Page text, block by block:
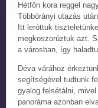
Hétfőn kora reggel
Többórányi utazás
Itt leróttuk
megkoszorúztuk azt.
a városban, így
Déva várához
segítségével tudtunk
gyalog felsétálni,
panoráma azonban